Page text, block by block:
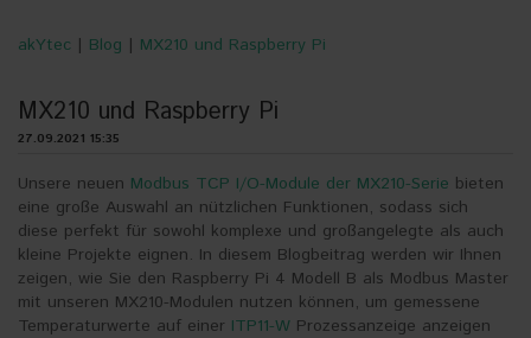
akYtec | Blog | MX210 und Raspberry Pi
MX210 und Raspberry Pi
27.09.2021 15:35
Unsere neuen Modbus TCP I/O-Module der MX210-Serie bieten
eine große Auswahl an nützlichen Funktionen, sodass sich
diese perfekt für sowohl komplexe und großangelegte als auch
kleine Projekte eignen. In diesem Blogbeitrag werden wir Ihnen
zeigen, wie Sie den Raspberry Pi 4 Modell B als Modbus Master
mit unseren MX210-Modulen nutzen können, um gemessene
Temperaturwerte auf einer ITP11-W Prozessanzeige anzeigen